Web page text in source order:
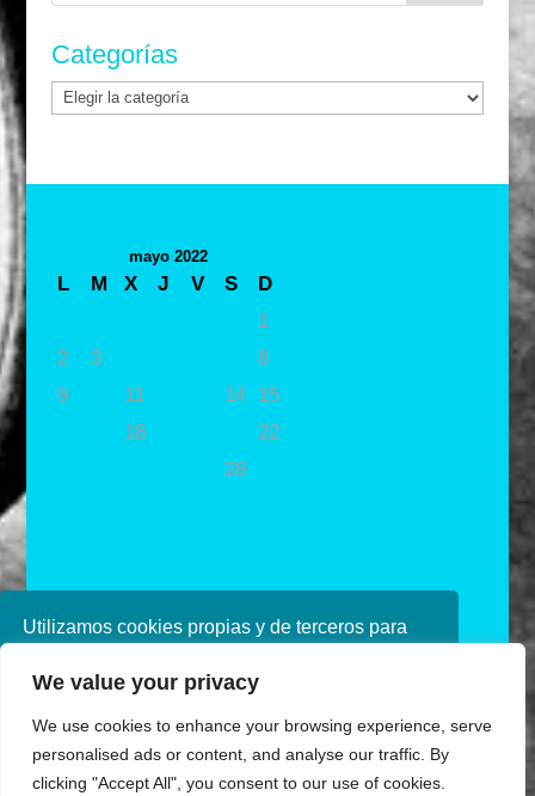
Utilizamos cookies propias y de terceros para
navegando, consideramos que acepta su uso.
política de cookies consulte nuestra
Política de
privacidad
We value your privacy
We use cookies to enhance your browsing experience, serve
personalised ads or content, and analyse our traffic. By
clicking "Accept All", you consent to our use of cookies.
Categorías
Categorías
mayo 2022
L M X J V S
D
1
2
3
8
9
11 14
15
18
22
28